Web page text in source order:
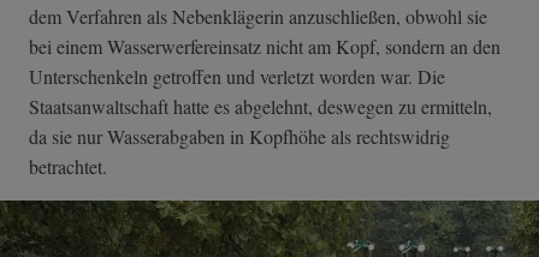
dem Verfahren als Nebenklägerin anzuschließen, obwohl sie
bei einem Wasserwerfereinsatz nicht am Kopf, sondern an den
Unterschenkeln getroffen und verletzt worden war. Die
Staatsanwaltschaft hatte es abgelehnt, deswegen zu ermitteln,
da sie nur Wasserabgaben in Kopfhöhe als rechtswidrig
betrachtet.